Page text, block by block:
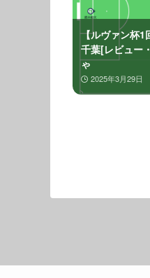
【ルヴァン杯1
千葉[レビュー
ゃ
2025年3月29日